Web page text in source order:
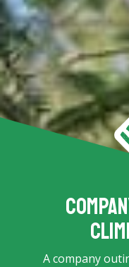
A company